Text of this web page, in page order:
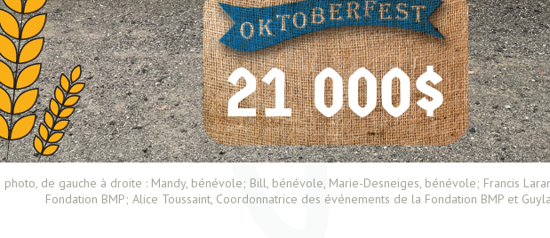
photo, de gauche à droite : Mandy, bénévole; Bill, bénévole, Marie-Desneiges, bénévole; Francis
Fondation BMP; Alice Toussaint, Coordonnatrice des événements de la Fondation BMP et